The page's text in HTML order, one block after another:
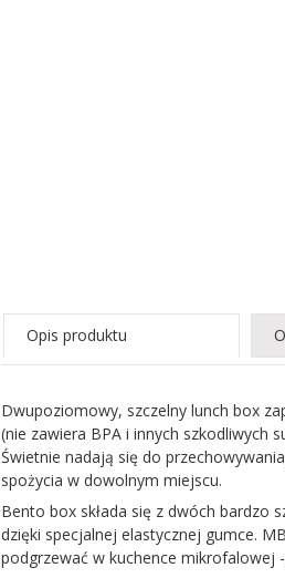
Opis produktu
Dwupoziomowy, szczelny lunch box
(nie zawiera BPA i innych szkodliwych
Świetnie nadają się do
spożycia w dowolnym miejscu.
Bento box składa się z dwóch bardzo
dzięki specjalnej elastycznej gumce.
podgrzewać w kuchence mikrofalowej